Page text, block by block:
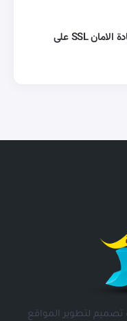
طريقة اختبار عمل شهادة الامان SSL على
لتطوير المواقع